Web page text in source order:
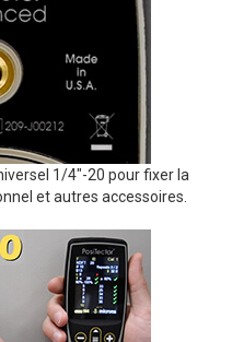
1/4"-20 pour fixer la
et autres accessoires.